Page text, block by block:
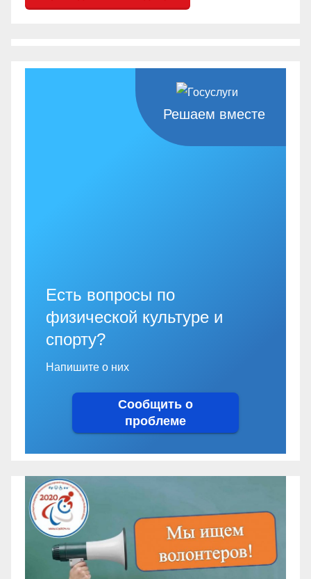
Решаем вместе
Есть вопросы по
физической культуре и
спорту?
Напишите о них
Сообщить о
проблеме